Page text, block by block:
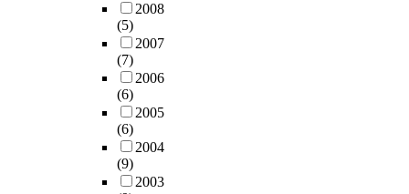
2008
(5)
2007
(7)
2006
(6)
2005
(6)
2004
(9)
2003